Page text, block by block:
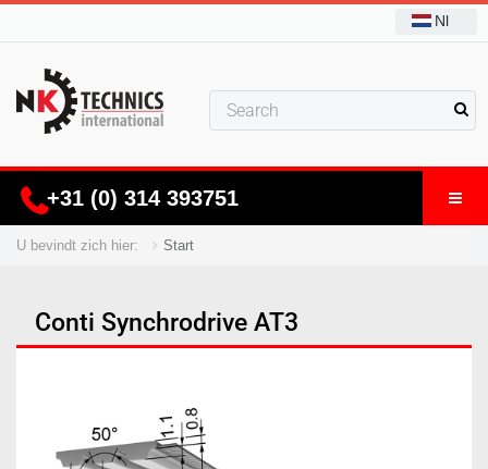
Nl
+31 (0) 314 393751
U bevindt zich hier: Start
Conti Synchrodrive AT3